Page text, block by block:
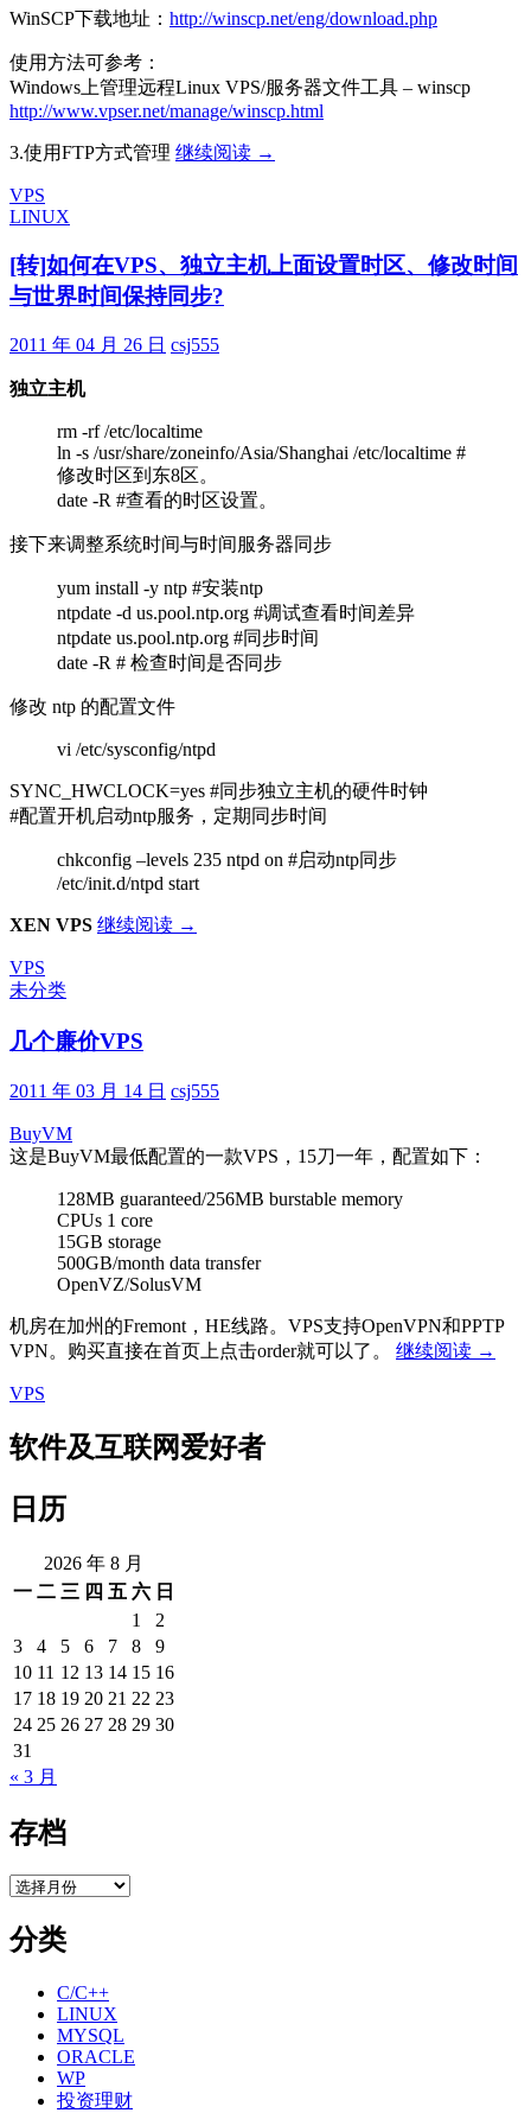
WinSCP下载地址： http://winscp.net/eng/download.php
使用方法可参考：
Windows上管理远程Linux VPS/服务器文件工具 – winscp
http://www.vpser.net/manage/winscp.html
3.使用FTP方式管理 继续阅读管
→
VPS
LINUX
[转]如何在VPS、独立主机上面设置时区、修改时间
与世界时间保持同步?
2011 年 04 月 26 日 csj555
独立主机
rm -rf /etc/localtime
ln -s /usr/share/zoneinfo/Asia/Shanghai /etc/localtime #
修改时区到东8区。
date -R #查看的时区设置。
接下来调整系统时间与时间服务器同步
yum install -y ntp #安装ntp
ntpdate -d us.pool.ntp.org #调试查看时间差异
ntpdate us.pool.ntp.org #同步时间
date -R # 检查时间是否同步
修改 ntp 的配置文件
vi /etc/sysconfig/ntpd
SYNC_HWCLOCK=yes #同步独立主机的硬件时钟
#配置开机启动ntp服务，定期同步时间
chkconfig –levels 235 ntpd on #启动ntp同步
/etc/init.d/ntpd start
XEN VPS 继续阅读[转]
主
上
设
区、
修
改
时
界
→
VPS
未分类
几个廉价VPS
2011 年 03 月 14 日 csj555
BuyVM
这是BuyVM最低配置的一款VPS，15刀一年，配置如下：
128MB guaranteed/256MB burstable memory
CPUs 1 core
15GB storage
500GB/month data transfer
OpenVZ/SolusVM
机房在加州的Fremont，HE线路。VPS支持OpenVPN和PPTP
VPN。购买直接在首页上点击order就可以了。 继续阅读几
→
VPS
软件及互联网爱好者
日历
2026 年 8 月
一 二 三 四 五 六 日
1
2
3
4 5 6 7 8
9
10 11 12 13 14 15 16
17 18 19 20 21 22 23
24 25 26 27 28 29 30
31
« 3 月
存档
存
分类
C/C++
LINUX
MYSQL
ORACLE
WP
投资理财